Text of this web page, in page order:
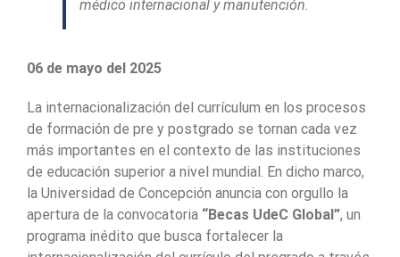
médico internacional y manutención.
06 de mayo del 2025
La internacionalización del currículum en los procesos
de formación de pre y postgrado se tornan cada vez
más importantes en el contexto de las instituciones
de educación superior a nivel mundial. En dicho marco,
la Universidad de Concepción anuncia con orgullo la
apertura de la convocatoria “Becas UdeC Global”, un
programa inédito que busca fortalecer la